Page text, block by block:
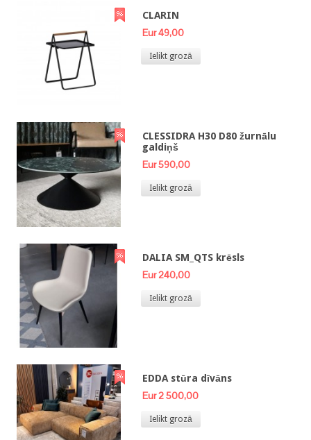
CLARIN
Eur 49,00
Ielikt grozā
CLESSIDRA H30 D80 žurnālu
galdiņš
Eur 590,00
Ielikt grozā
DALIA SM_QTS krēsls
Eur 240,00
Ielikt grozā
EDDA stūra dīvāns
Eur 2 500,00
Ielikt grozā